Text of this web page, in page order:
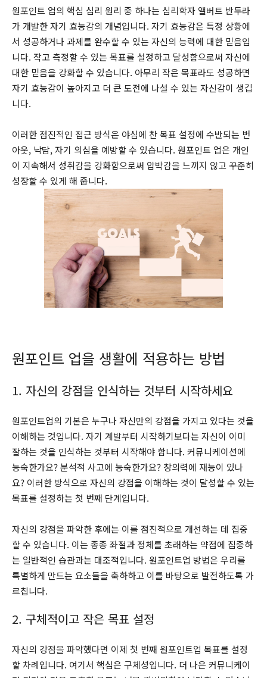
원포인트 업의 핵심 심리 원리 중 하나는 심리학자 앨버트 반두라
가 개발한 자기 효능감의 개념입니다. 자기 효능감은 특정 상황에
서 성공하거나 과제를 완수할 수 있는 자신의 능력에 대한 믿음입
니다. 작고 측정할 수 있는 목표를 설정하고 달성함으로써 자신에
대한 믿음을 강화할 수 있습니다. 아무리 작은 목표라도 성공하면
자기 효능감이 높아지고 더 큰 도전에 나설 수 있는 자신감이 생깁
니다.
이러한 점진적인 접근 방식은 야심에 찬 목표 설정에 수반되는 번
아웃, 낙담, 자기 의심을 예방할 수 있습니다. 원포인트 업은 개인
이 지속해서 성취감을 강화함으로써 압박감을 느끼지 않고 꾸준히
성장할 수 있게 해 줍니다.
원포인트 업을 생활에 적용하는 방법
1. 자신의 강점을 인식하는 것부터 시작하세요
원포인트업의 기본은 누구나 자신만의 강점을 가지고 있다는 것을
이해하는 것입니다. 자기 계발부터 시작하기보다는 자신이 이미
잘하는 것을 인식하는 것부터 시작해야 합니다. 커뮤니케이션에
능숙한가요? 분석적 사고에 능숙한가요? 창의력에 재능이 있나
요? 이러한 방식으로 자신의 강점을 이해하는 것이 달성할 수 있는
목표를 설정하는 첫 번째 단계입니다.
자신의 강점을 파악한 후에는 이를 점진적으로 개선하는 데 집중
할 수 있습니다. 이는 종종 좌절과 정체를 초래하는 약점에 집중하
는 일반적인 습관과는 대조적입니다. 원포인트업 방법은 우리를
특별하게 만드는 요소들을 축하하고 이를 바탕으로 발전하도록 가
르칩니다.
2. 구체적이고 작은 목표 설정
자신의 강점을 파악했다면 이제 첫 번째 원포인트업 목표를 설정
할 차례입니다. 여기서 핵심은 구체성입니다. 더 나은 커뮤니케이